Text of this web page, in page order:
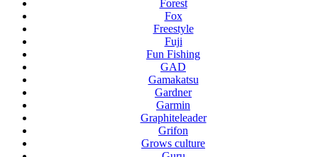
Forest
Fox
Freestyle
Fuji
Fun Fishing
GAD
Gamakatsu
Gardner
Garmin
Graphiteleader
Grifon
Grows culture